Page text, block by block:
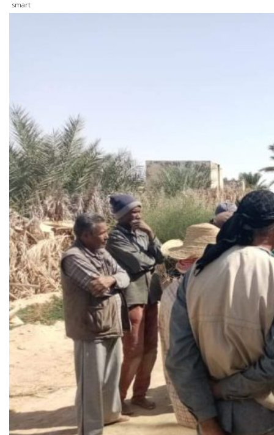
smart